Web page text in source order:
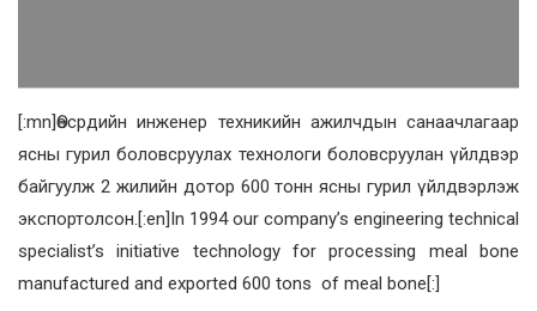
[:mn]Өөсрдийн инженер техникийн ажилчдын санаачлагаар
ясны гурил боловсруулах технологи боловсруулан үйлдвэр
байгуулж 2 жилийн дотор 600 тонн ясны гурил үйлдвэрлэж
экспортолсон.[:en]In 1994 our company’s engineering technical
specialist’s initiative technology for processing meal bone
manufactured and exported 600 tons of meal bone[:]